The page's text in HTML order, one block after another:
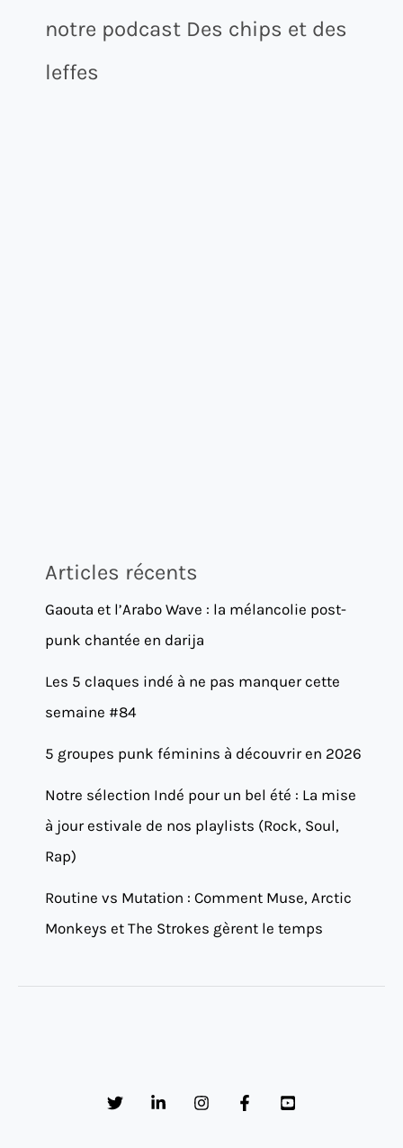
notre podcast Des chips et des
leffes
Articles récents
Gaouta et l’Arabo Wave : la mélancolie post-
punk chantée en darija
Les 5 claques indé à ne pas manquer cette
semaine #84
5 groupes punk féminins à découvrir en 2026
Notre sélection Indé pour un bel été : La mise
à jour estivale de nos playlists (Rock, Soul,
Rap)
Routine vs Mutation : Comment Muse, Arctic
Monkeys et The Strokes gèrent le temps